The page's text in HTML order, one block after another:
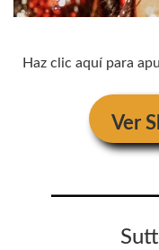
Haz clic aquí para
Ver